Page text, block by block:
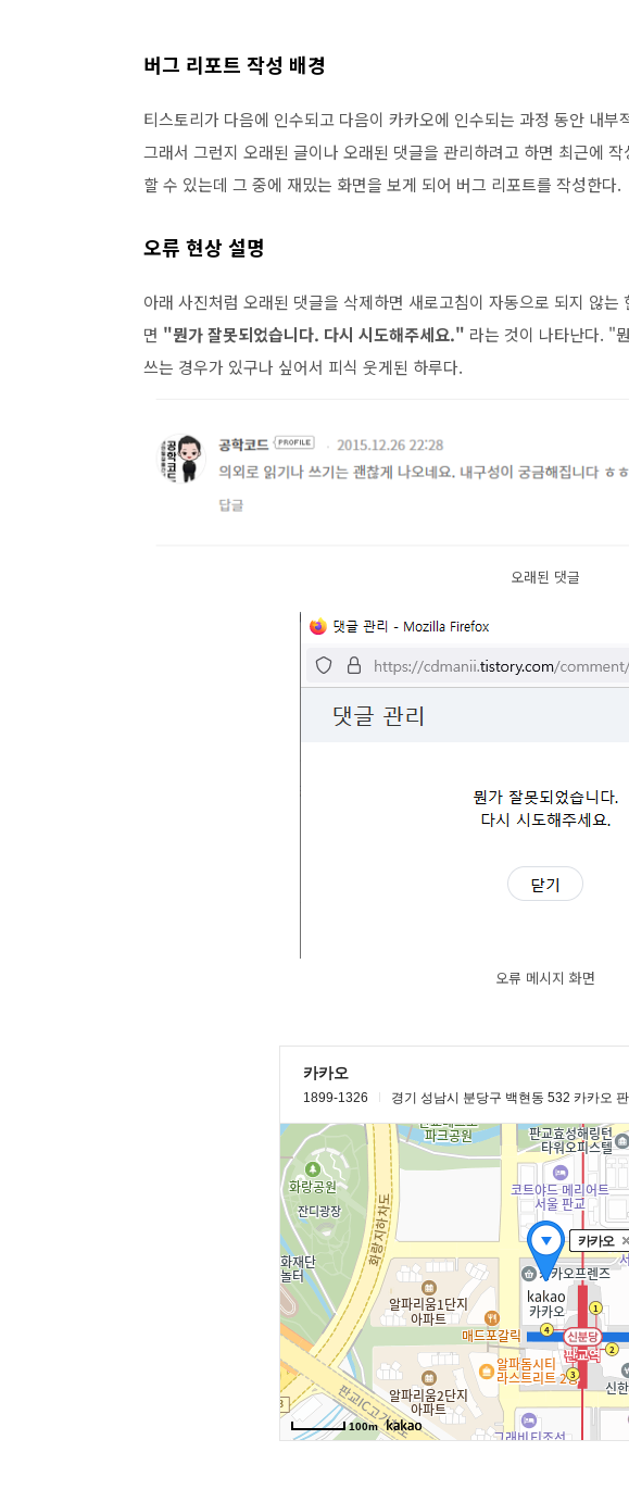
버그 리포트 작성 배경
티스토리가 다음에 인수되고 다음이 카카오에 인수되는 과정 동안 내
그래서 그런지 오래된 글이나 오래된 댓글을 관리하려고 하면 최근에
할 수 있는데 그 중에 재밌는 화면을 보게 되어 버그 리포트를 작성한다.
오류 현상 설명
아래 사진처럼 오래된 댓글을 삭제하면 새로고침이 자동으로 되지 않
면 "뭔가 잘못되었습니다. 다시 시도해주세요." 라는 것이 나타난다. "
쓰는 경우가 있구나 싶어서 피식 웃게된 하루다.
오래된 댓글
오류 메시지 화면